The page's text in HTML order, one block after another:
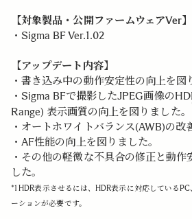
【対象製品・公開ファームウェアVer】
・Sigma BF Ver.1.02
【アップデート内容】
・書き込み中の動作安定性の向上を図
・Sigma BFで撮影したJPEG画像の
Range) 表示画質の向上を図りました。
・オートホワイトバランス(AWB)の改
・AF性能の向上を図りました。
・その他の軽微な不具合の修正と動作
した。
*1 HDR表示させるには、HDR表示に対応している
ーションが必要です。